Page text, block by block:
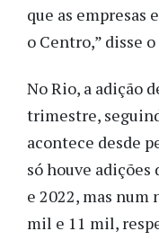
que as empresas
o Centro,” disse
No Rio, a adição
trimestre,
acontece desde
só houve adições
e 2022, mas
mil e 11 mil,